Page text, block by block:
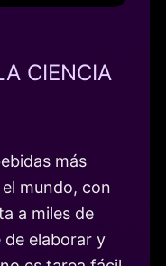
CIENCIA
más
mundo, con
a miles de
de elaborar y